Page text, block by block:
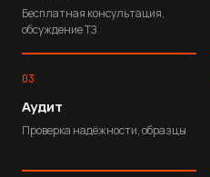
Бесплатная консультация,
обсуждение ТЗ
03
Аудит
Проверка надёжности, образцы